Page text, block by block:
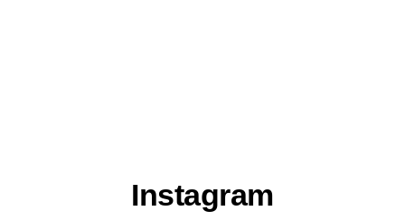
Instagram